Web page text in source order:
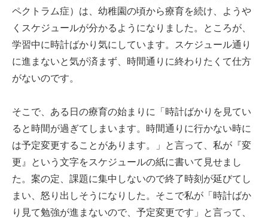
ペクトラム症）は、幼稚園の頃から療育を続け、ようや
くスケジュールが分かるようになりました。ところが、
学習中に時計ばかり気にしています。スケジュール通り
に進まないと気が済まず、時間通りに終わりたくて仕方
がないのです。
そこで、ある日の療育の始まりに「時計ばかりを見てい
ると時間が過ぎてしまいます。時間通りに行かない時に
は予定変更することがあります。」と言って、私が『変
更』という文字をスケジュールの紙に書いて見せまし
た。案の定、課題に集中しないので終了時刻が延びてし
まい、怒り出しそうになりした。そこで私が「時計ばか
り見て勉強が進まないので、予定変更です」と言って、